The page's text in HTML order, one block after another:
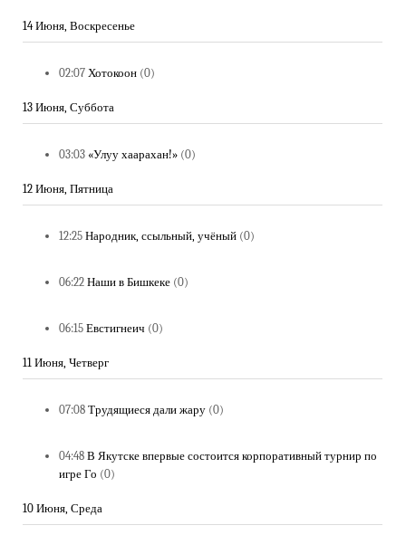
14 Июня, Воскресенье
02:07 Хотокоон (0)
13 Июня, Суббота
03:03 «Улуу хаарахан!» (0)
12 Июня, Пятница
12:25 Народник, ссыльный, учёный (0)
06:22 Наши в Бишкеке (0)
06:15 Евстигнеич (0)
11 Июня, Четверг
07:08 Трудящиеся дали жару (0)
04:48 В Якутске впервые состоится корпоративный турнир по
игре Го (0)
10 Июня, Среда